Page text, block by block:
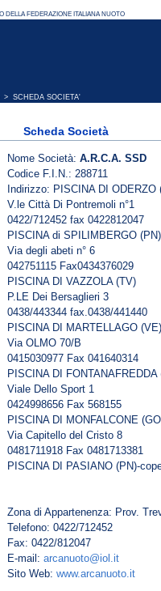
> SCHEDA SOCIETA'
Scheda Società
Nome Società: A.R.C.A. SSD
Codice F.I.N.: 288711
Indirizzo: PISCINA DI ODERZO
V.le Città Di Pontremoli n°1
0422/712452 fax 0422812047
PISCINA di SPILIMBERGO (PN)
Via degli abeti n° 6
042751115 Fax0434376029
PISCINA DI VAZZOLA (TV)
P.LE Dei Bersaglieri 3
0438/443344 fax.0438/441440
PISCINA DI MARTELLAGO (VE)
Via OLMO 70/B
0415030977 Fax 041640314
PISCINA DI FONTANAFREDDA
Viale Dello Sport 1
0424998656 Fax 568155
PISCINA DI MONFALCONE
Via Capitello del Cristo 8
0481711918 Fax 0481713381
PISCINA DI PASIANO (PN)-
Zona di Appartenenza: Prov.
Telefono: 0422/712452
Fax: 0422/812047
E-mail: arcanuoto@iol.it
Sito Web: www.arcanuoto.it